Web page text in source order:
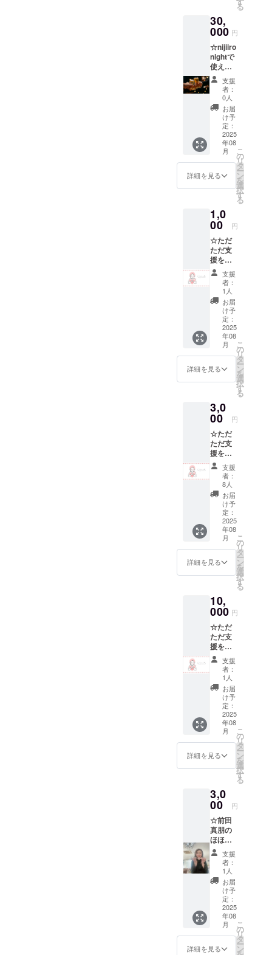
2026年
3月末ま
ださ
い。 住
所：姫
路市神
子岡前
4-11-1
営業時
間：11
時〜18
時（不
定休）
※お釣り
はでま
せん。
現金化
もでき
ませ
2026年
3月末ま
トの発
送はご
ざいま
せん。
お店で
管理さ
せてい
ただき
ます。
店頭で
ご支援
した旨
をお知
らせく
ださ
い。 住
所：姫
nijiiro
nightは
不定期
開催で
すの
で、開
催時は
随時ご
案内さ
せてい
ただき
ます。
4名様〜
の予約
でも開
催でき
ますの
くださ
い。 ※
はでま
せん。
現金化
もでき
ませ
ん。
※20歳未
満の方
はご支
援でき
ませ
ん。 ※
限：
2026年
3月末ま
る
30,
000 円
☆nijiiro
nightで
使える
33,000
円チ
ケット
（3,000
円お
得！）
nijiiro
nightで
使える
33,000
円分チ
ケット
です。
トの発
送はご
ざいま
せん。
お店で
管理さ
せてい
ただき
ます。
店頭で
ご支援
した旨
をお知
らせく
ださ
い。 住
所：姫
nijiiro
nightは
不定期
開催で
すの
で、開
催時は
随時ご
案内さ
せてい
ただき
ます。
4名様〜
の予約
でも開
催でき
ますの
くださ
い。 ※
はでま
せん。
現金化
もでき
ませ
ん。
※20歳未
満の方
はご支
援でき
ませ
ん。 ※
限：
2026年
3月末ま
支援
者：
0人
お届
け予
定：
2025
年08
月
詳細を見る
こ
の
リ
タ
ー
ン
を
選
択
す
る
1,0
00 円
☆ただ
ただ支
援をし
て応援
した
い！と
いう方
向け 心
を込め
た感謝
のメッ
セージ
金額は
1,000
円〜上
乗せ支
です！
リター
ン選択
時に金
額をご
調整く
ださ
い！ 気
持ちを
込めて
CAMPF
IRE管理
画面か
らお礼
のメッ
セージ
をお送
す！！
このリ
ターン
は3,000
円、
10,000
円のリ
ターン
と同じ
内容に
なりま
す。
支援
者：
1人
お届
け予
定：
2025
年08
月
詳細を見る
こ
の
リ
タ
ー
ン
を
選
択
す
る
3,0
00 円
☆ただ
ただ支
援をし
て応援
した
い！と
いう方
向け 心
を込め
た感謝
のメッ
セージ
金額は
3,000
円〜上
乗せ支
です！
リター
ン選択
時に金
額をご
調整く
ださ
い！ 気
持ちを
込めて
CAMPF
IRE管理
画面か
らお礼
のメッ
セージ
をお送
す！！
このリ
ターン
は
10,000
円のリ
ターン
と同じ
内容に
なりま
す。
支援
者：
8人
お届
け予
定：
2025
年08
月
詳細を見る
こ
の
リ
タ
ー
ン
を
選
択
す
る
10,
000 円
☆ただ
ただ支
援をし
て応援
した
い！と
いう方
向け 心
を込め
た感謝
のメッ
セージ
金額は
10,000
円〜上
乗せ支
です！
リター
ン選択
時に金
額をご
調整く
ださ
い！ 気
持ちを
込めて
CAMPF
IRE管理
画面か
らお礼
のメッ
セージ
をお送
支援
者：
1人
お届
け予
定：
2025
年08
月
詳細を見る
こ
の
リ
タ
ー
ン
を
選
択
す
る
3,0
00 円
☆前田
真朋の
ほほえ
み運命
学占い
（30
分） あ
なたの
知りた
い事、
運命
と、宿
命に
そって
支援
者：
1人
お届
け予
定：
2025
年08
月
詳細を見る
こ
の
リ
タ
ー
ン